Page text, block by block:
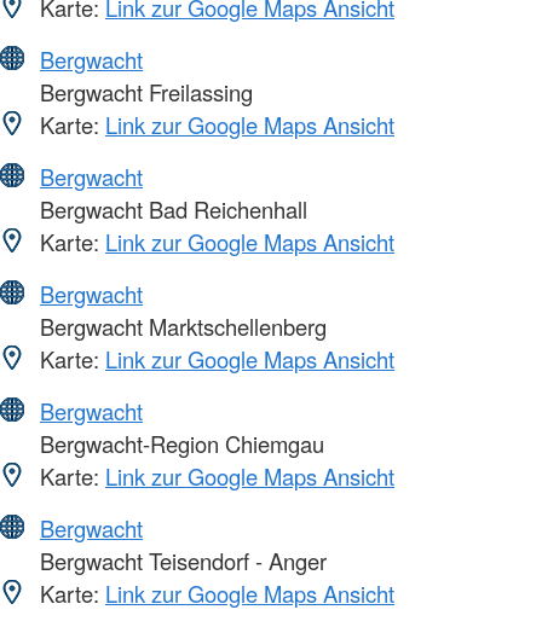
Karte: Link zur Google Maps Ansicht
Bergwacht
Bergwacht Freilassing
Karte: Link zur Google Maps Ansicht
Bergwacht
Bergwacht Bad Reichenhall
Karte: Link zur Google Maps Ansicht
Bergwacht
Bergwacht Marktschellenberg
Karte: Link zur Google Maps Ansicht
Bergwacht
Bergwacht-Region Chiemgau
Karte: Link zur Google Maps Ansicht
Bergwacht
Bergwacht Teisendorf - Anger
Karte: Link zur Google Maps Ansicht